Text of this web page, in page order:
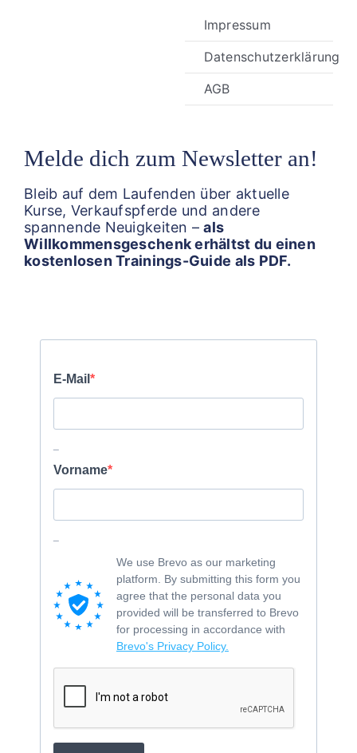
Impressum
Datenschutzerklärung
AGB
Melde dich zum Newsletter an!
Bleib auf dem Laufenden über aktuelle
Kurse, Verkaufspferde und andere
spannende Neuigkeiten –als
Willkommensgeschenk erhältst du einen
kostenlosen Trainings-Guide als PDF.